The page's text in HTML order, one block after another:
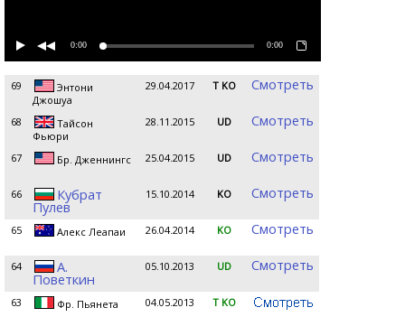
0:00 0:00
69
Энтони
Джошуа
29.04.2017 T KO Смотреть
68
Тайсон
Фьюри
28.11.2015 UD Смотреть
67 Бр. Дженнингс 25.04.2015 UD Смотреть
66 Кубрат
Пулев
15.10.2014 KO Смотреть
65 Алекс Леапаи 26.04.2014 KO Смотреть
64 А.
Поветкин
05.10.2013 UD Смотреть
63 Фр. Пьянета 04.05.2013 T KO